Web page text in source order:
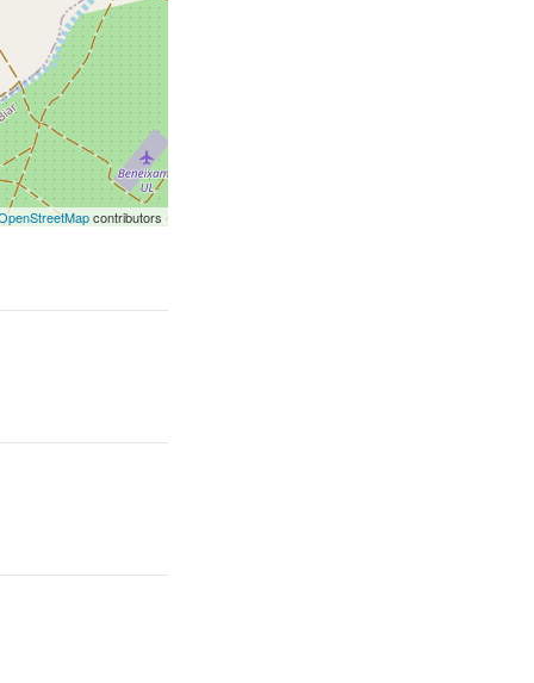
contributors